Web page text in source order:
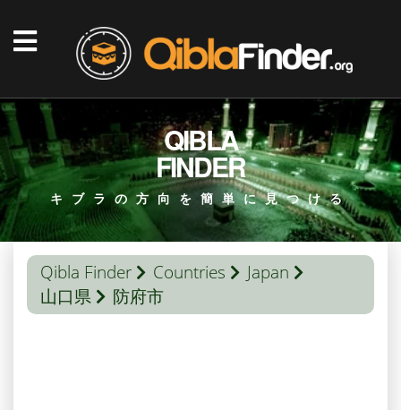
QIBLA
FINDER
キブラの方向を簡単に見つける
Qibla Finder Countries
Japan
山口県
防府市